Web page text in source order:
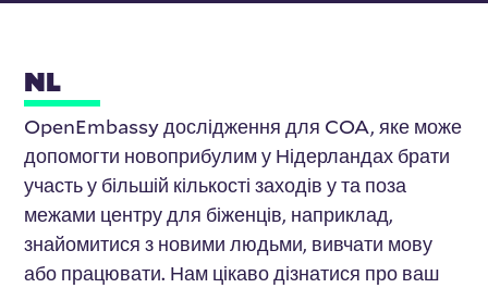
NL
OpenEmbassy дослідження для COA, яке може
допомогти новоприбулим у Нідерландах брати
участь у більшій кількості заходів у та поза
межами центру для біженців, наприклад,
знайомитися з новими людьми, вивчати мову
або працювати. Нам цікаво дізнатися про ваш